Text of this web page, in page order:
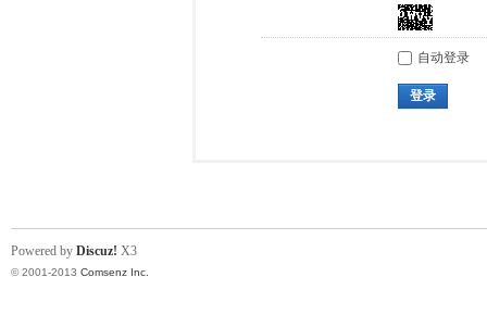
自动登录
登录
Powered by Discuz! X3
© 2001-2013 Comsenz Inc.